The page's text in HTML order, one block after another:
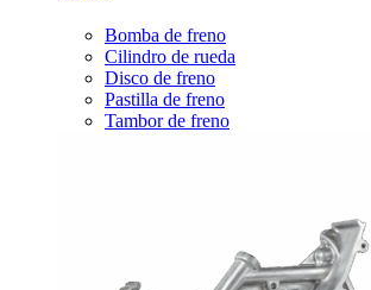
Bomba de freno
Cilindro de rueda
Disco de freno
Pastilla de freno
Tambor de freno